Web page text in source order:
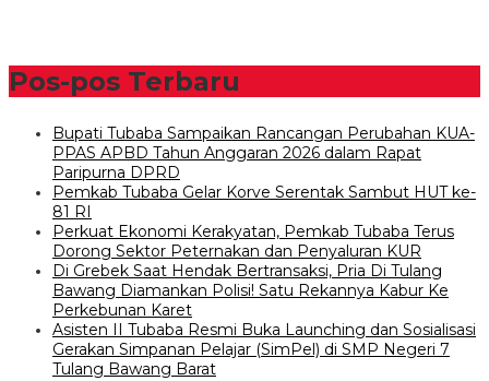
Pos-pos Terbaru
Bupati Tubaba Sampaikan Rancangan Perubahan KUA-
PPAS APBD Tahun Anggaran 2026 dalam Rapat
Paripurna DPRD
Pemkab Tubaba Gelar Korve Serentak Sambut HUT ke-
81 RI
Perkuat Ekonomi Kerakyatan, Pemkab Tubaba Terus
Dorong Sektor Peternakan dan Penyaluran KUR
Di Grebek Saat Hendak Bertransaksi, Pria Di Tulang
Bawang Diamankan Polisi! Satu Rekannya Kabur Ke
Perkebunan Karet
Asisten II Tubaba Resmi Buka Launching dan Sosialisasi
Gerakan Simpanan Pelajar (SimPel) di SMP Negeri 7
Tulang Bawang Barat